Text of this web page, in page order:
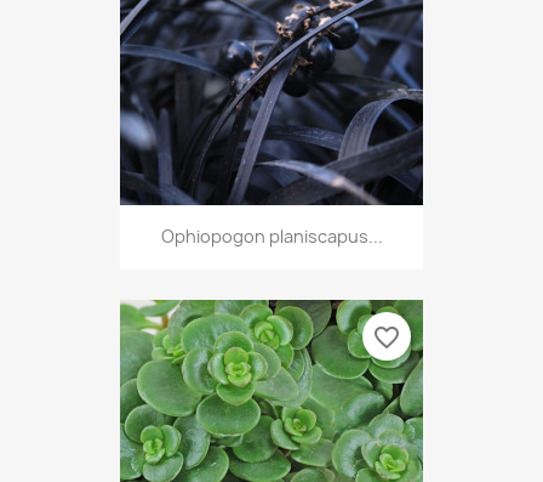
Ophiopogon planiscapus...
favorite_border